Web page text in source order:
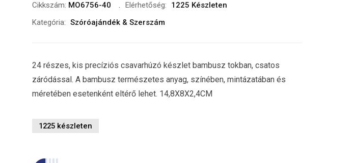
Cikkszám: MO6756-40 Elérhetőség:
1225 Készleten
Kategória: Szóróajándék & Szerszám
24 részes, kis precíziós csavarhúzó készlet bambusz tokban, csatos
záródással. A bambusz természetes anyag, színében, mintázatában és
méretében esetenként eltérő lehet. 14,8X8X2,4CM
1225 készleten